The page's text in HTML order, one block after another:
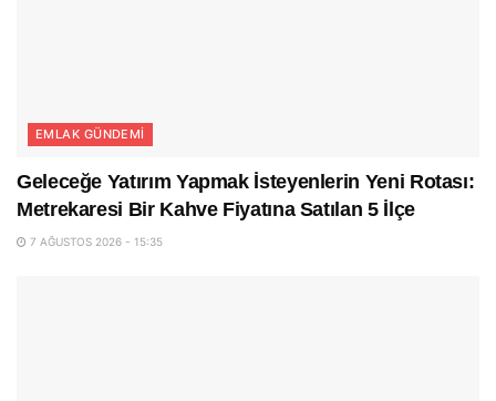
EMLAK GÜNDEMI
Geleceğe Yatırım Yapmak İsteyenlerin Yeni Rotası:
Metrekaresi Bir Kahve Fiyatına Satılan 5 İlçe
7 AĞUSTOS 2026 - 15:35